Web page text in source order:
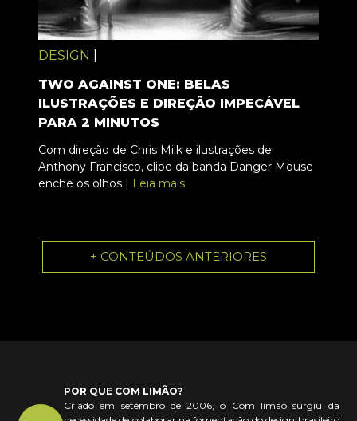
DESIGN
TWO AGAINST ONE: BELAS
ILUSTRAÇÕES E DIREÇÃO IMPECÁVEL
PARA 2 MINUTOS
Com direção de Chris Milk e ilustrações de
Anthony Francisco, clipe da banda Danger Mouse
enche os olhos | Leia mais
+ CONTEÚDOS ANTERIORES
POR QUE COM LIMÃO?
Criado em setembro de 2006, o Com limão surgiu da